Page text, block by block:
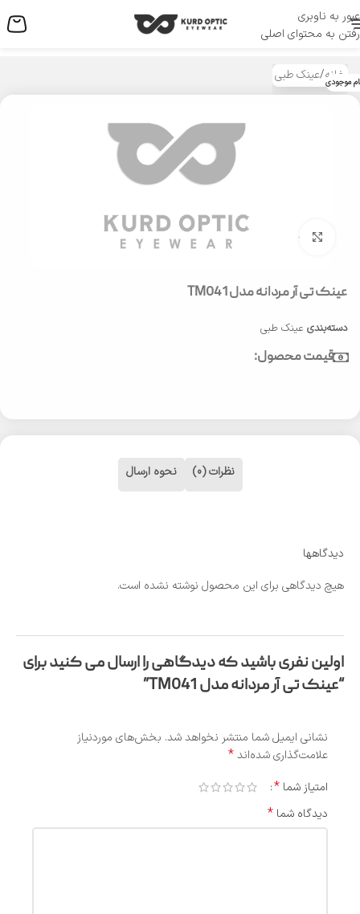
عبور به ناوبری
رفتن به محتوای اصلی
منو
خانه/عینک طبی موجودی
بزرگنمایی تصویر
عینک تی آر مردانه مدل TM041
دسته‌بندی عینک طبی
قیمت محصول:
نظرات (0) نحوه ارسال
دیدگاهها
هیچ دیدگاهی برای این محصول نوشته نشده است.
اولین نفری باشید که دیدگاهی را ارسال می کنید برای
“عینک تی آر مردانه مدل TM041”
نشانی ایمیل شما منتشر نخواهد شد. بخش‌های موردنیاز
علامت‌گذاری شده‌اند*
امتیاز شما *
دیدگاه شما *